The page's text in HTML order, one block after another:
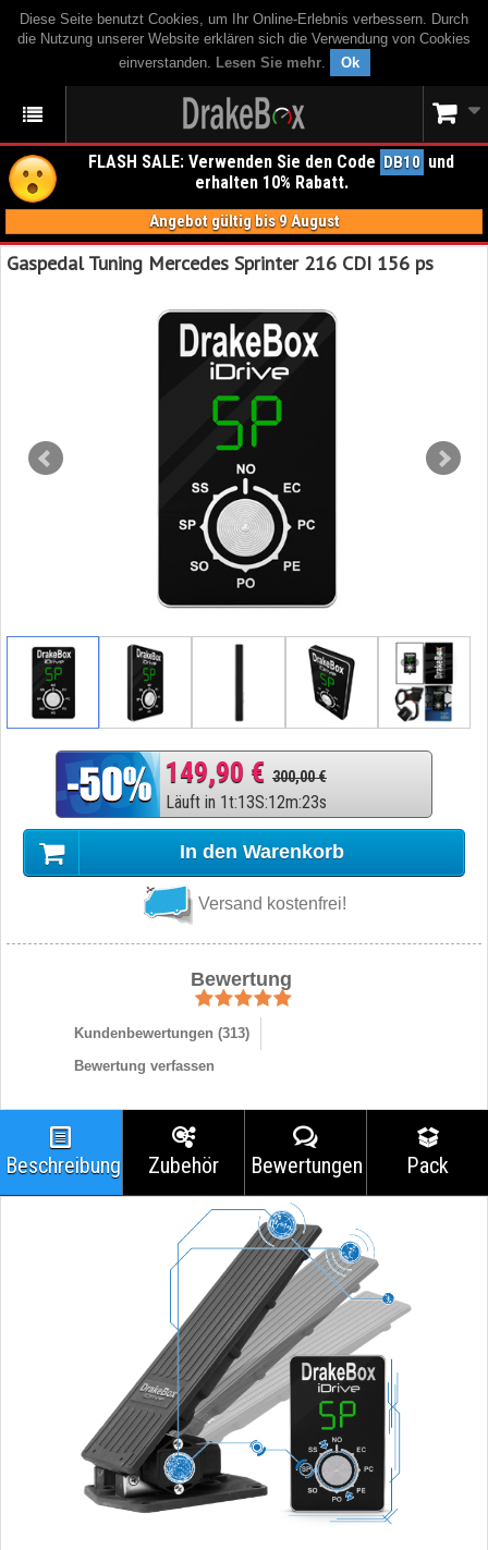
Diese Seite benutzt Cookies, um Ihr Online-Erlebnis verbessern. Durch
die Nutzung unserer Website erklären sich die Verwendung von Cookies
einverstanden. Lesen Sie mehr. Ok
FLASH SALE: Verwenden Sie den Code DB10 und
erhalten 10% Rabatt.
Angebot gültig bis 9 August
Gaspedal Tuning Mercedes Sprinter 216 CDI 156 ps
149,90 € 300,00 €
Läuft in 1t:13S:12m:22s
In den Warenkorb
Versand kostenfrei!
Bewertung
Kundenbewertungen (313)
Bewertung verfassen
Beschreibung Zubehör Bewertungen Pack